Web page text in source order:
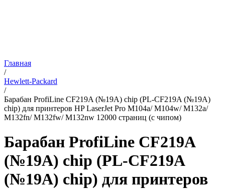
Главная
/
Hewlett-Packard
/
Барабан ProfiLine CF219A (№19A) chip (PL-CF219A (№19A)
chip) для принтеров HP LaserJet Pro M104a/ M104w/ M132a/
M132fn/ M132fw/ M132nw 12000 страниц (с чипом)
Барабан ProfiLine CF219A
(№19A) chip (PL-CF219A
(№19A) chip) для принтеров